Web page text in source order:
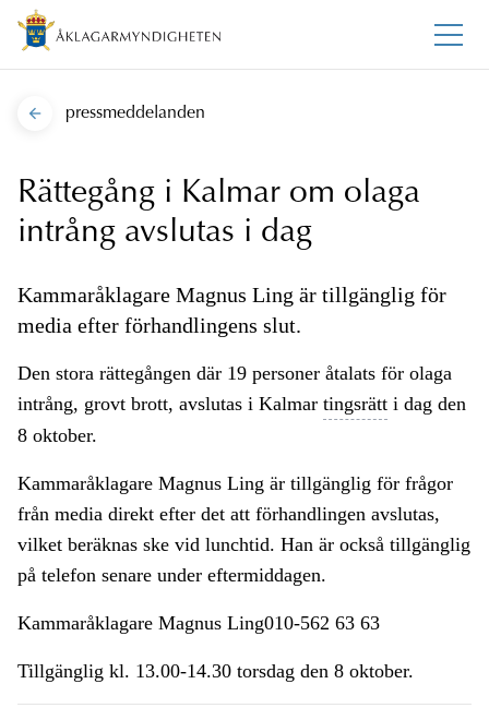
pressmeddelanden
Rättegång i Kalmar om olaga
intrång avslutas i dag
Kammaråklagare Magnus Ling är tillgänglig för
media efter förhandlingens slut.
Den stora rättegången där 19 personer åtalats för olaga
intrång, grovt brott, avslutas i Kalmar tingsrätt i dag den
8 oktober.
Kammaråklagare Magnus Ling är tillgänglig för frågor
från media direkt efter det att förhandlingen avslutas,
vilket beräknas ske vid lunchtid. Han är också tillgänglig
på telefon senare under eftermiddagen.
Kammaråklagare Magnus Ling010-562 63 63
Tillgänglig kl. 13.00-14.30 torsdag den 8 oktober.